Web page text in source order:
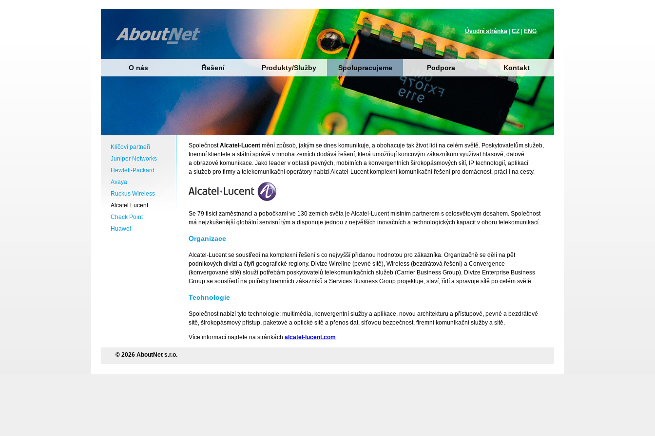
Úvodní stránka CZ ENG
O nás Řešení Produkty/Služby Spolupracujeme Podpora Kontakt
Klíčoví partneři
Juniper Networks
Hewlett-Packard
Avaya
Ruckus Wireless
Alcatel Lucent
Check Point
Huawei
SpolečnostAlcatel-Lucent mění způsob, jakým se dnes komunikuje, a obohacuje tak život lidí na celém světě. Poskytovatelům služeb,
firemní klientele a státní správě v mnoha zemích dodává řešení, která umožňují koncovým zákazníkům využívat hlasové, datové
a obrazové komunikace. Jako leader v oblasti pevných, mobilních a konvergentních širokopásmových sítí, IP technologií, aplikací
a služeb pro firmy a telekomunikační operátory nabízí Alcatel-Lucent komplexní komunikační řešení pro domácnost, práci i na cesty.
Se 79 tisíci zaměstnanci a pobočkami ve 130 zemích světa je Alcatel-Lucent místním partnerem s celosvětovým dosahem. Společnost
má nejzkušenější globální servisní tým a disponuje jednou z největších inovačních a technologických kapacit v oboru telekomunikací.
Organizace
Alcatel-Lucent se soustředí na komplexní řešení s co nejvyšší přidanou hodnotou pro zákazníka. Organizačně se dělí na pět
podnikových divizí a čtyři geografické regiony. Divize Wireline (pevné sítě), Wireless (bezdrátová řešení) a Convergence
(konvergované sítě) slouží potřebám poskytovatelů telekomunikačních služeb (Carrier Business Group). Divize Enterprise Business
Group se soustředí na potřeby firemních zákazníků a Services Business Group projektuje, staví, řídí a spravuje sítě po celém světě.
Technologie
Společnost nabízí tyto technologie: multimédia, konvergentní služby a aplikace, novou architekturu a přístupové, pevné a bezdrátové
sítě, širokopásmový přístup, paketové a optické sítě a přenos dat, síťovou bezpečnost, firemní komunikační služby a sítě.
Více informací najdete na stránkách alcatel-lucent.com
© 2026 AboutNet s.r.o.